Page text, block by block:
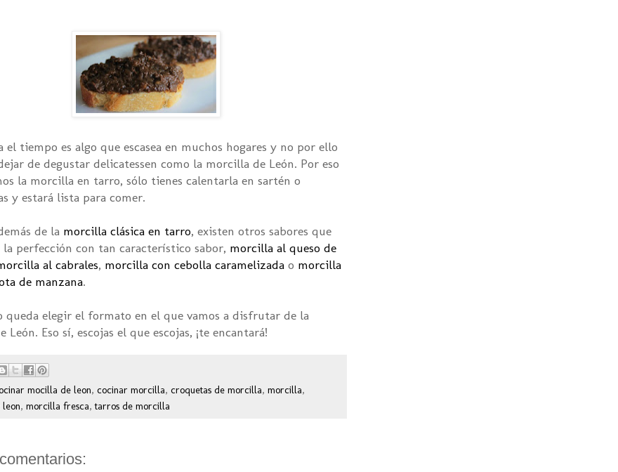
el tiempo es algo que escasea en muchos hogares y no por ello
de degustar delicatessen como la morcilla de León. Por eso
la morcilla en tarro, sólo tienes calentarla en sartén o
y estará lista para comer.
de la morcilla clásica en tarro, existen otros sabores que
la perfección con tan característico sabor, morcilla al queso de
al cabrales, morcilla con cebolla caramelizada o morcilla
de manzana.
queda elegir el formato en el que vamos a disfrutar de la
León. Eso sí, escojas el que escojas, ¡te encantará!
mocilla de leon, cocinar morcilla, croquetas de morcilla, morcilla,
, morcilla fresca,tarros de morcilla